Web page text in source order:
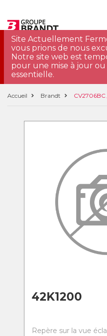
Site Actuellement
vous prions de nous
Notre site web est
pour une mise à jour
essentielle.
Accueil Brandt
42K1200
Repère sur la vue